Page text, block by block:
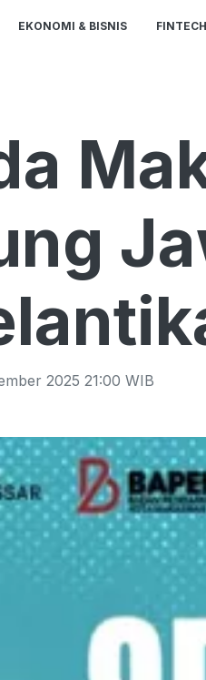
EKONOMI & BISNIS FINTECH
2025 21:00 WIB